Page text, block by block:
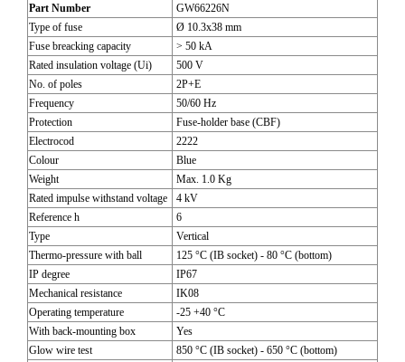
Part Number
GW66226N
Type of fuse
Ø 10.3x38 mm
Fuse breacking capacity
> 50 kA
Rated insulation voltage (Ui)
500 V
No. of poles
2P+E
Frequency
50/60 Hz
Protection
Fuse-holder base (CBF)
Electrocod
2222
Colour
Blue
Weight
Max. 1.0 Kg
Rated impulse withstand voltage
4 kV
Reference h
6
Type
Vertical
Thermo-pressure with ball
125 °C (IB socket) - 80 °C (bottom)
IP degree
IP67
Mechanical resistance
IK08
Operating temperature
-25 +40 °C
With back-mounting box
Yes
Glow wire test
850 °C (IB socket) - 650 °C (bottom)